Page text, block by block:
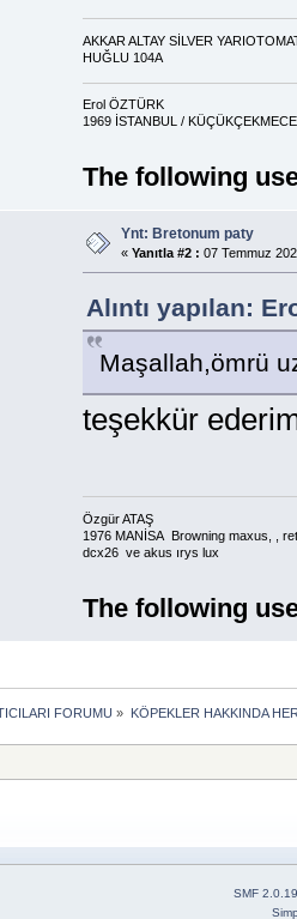
AKKAR ALTAY SİLVER
HUĞLU 104A
Erol ÖZTÜRK
1969 İSTANBUL /
The following
Ynt: Bretonum paty
« Yanıtla #2 : 07 Temmuz
Alıntı yapılan:
Maşallah,ömrü
teşekkür
Özgür ATAŞ
1976 MANİSA Browning maxus, ,
dcx26 ve akus ırys lux
The following
FORUMU » KÖPEKLER HAKKINDA
SMF 2.0.19